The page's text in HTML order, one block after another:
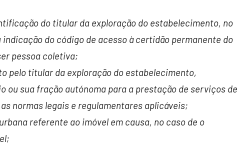
do titular da exploração do estabelecimento, no
do código de acesso à certidão permanente do
pessoa coletiva;
pelo titular da exploração do estabelecimento,
ou sua fração autónoma para a prestação de serviços de
normas legais e regulamentares aplicáveis;
referente ao imóvel em causa, no caso de o